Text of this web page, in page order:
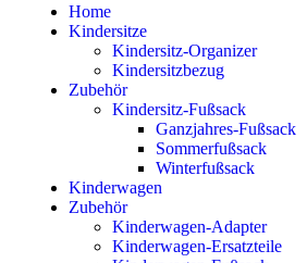
Home
Kindersitze
Kindersitz-Organizer
Kindersitzbezug
Zubehör
Kindersitz-Fußsack
Ganzjahres-Fußsack
Sommerfußsack
Winterfußsack
Kinderwagen
Zubehör
Kinderwagen-Adapter
Kinderwagen-Ersatzteile